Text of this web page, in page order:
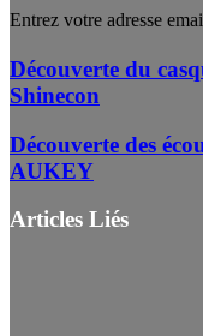
Entrez votre adresse
Découverte du
Shinecon
Découverte des
AUKEY
Articles Liés